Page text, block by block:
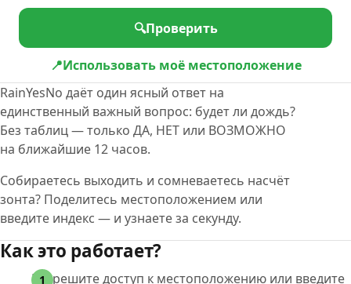
🔍Проверить
📍Использовать моё местоположение
RainYesNo даёт один ясный ответ на
единственный важный вопрос: будет ли дождь?
Без таблиц — только ДА, НЕТ или ВОЗМОЖНО
на ближайшие 12 часов.
Собираетесь выходить и сомневаетесь насчёт
зонта? Поделитесь местоположением или
введите индекс — и узнаете за секунду.
Как это работает?
Разрешите доступ к местоположению или введите